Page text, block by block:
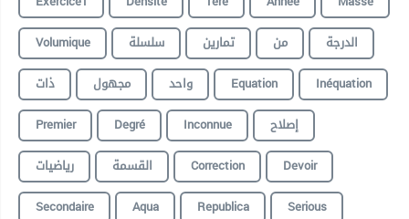
Volumique
سلسلة تمارين من
الدرجة
ذات
مجهول واحد Equation
Inéquation
Premier
Degré Inconnue
إصلاح
رياضيات
القسمة Correction
Devoir
Secondaire
Aqua Republica
Serious